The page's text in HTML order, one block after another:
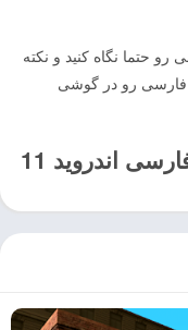
رو حتما نگاه کنید و نکته
ها رو جا نندازید تا به راحتی بتونید بازی gta sa فارسی رو در گوشی